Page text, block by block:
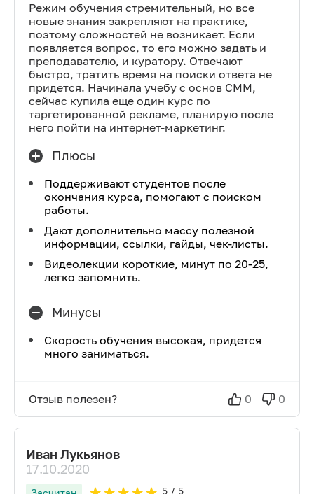
Режим обучения стремительный, но все
новые знания закрепляют на практике,
поэтому сложностей не возникает. Если
появляется вопрос, то его можно задать и
преподавателю, и куратору. Отвечают
быстро, тратить время на поиски ответа не
придется. Начинала учебу с основ СММ,
сейчас купила еще один курс по
таргетированной рекламе, планирую после
него пойти на интернет-маркетинг.
Плюсы
Поддерживают студентов после
окончания курса, помогают с поиском
работы.
Дают дополнительно массу полезной
информации, ссылки, гайды, чек-листы.
Видеолекции короткие, минут по 20-25,
легко запомнить.
Минусы
Скорость обучения высокая, придется
много заниматься.
Отзыв полезен? 0 0
Иван Лукьянов
17.10.2020
5/ 5